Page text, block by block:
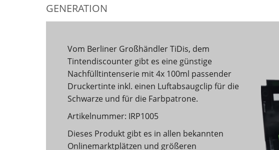
GENERATION
Vom Berliner Großhändler TiDis, dem
Tintendiscounter gibt es eine günstige
Nachfülltintenserie mit 4x 100ml passender
Druckertinte inkl. einen Luftabsaugclip für die
Schwarze und für die Farbpatrone.
Artikelnummer: IRP1005
Dieses Produkt gibt es in allen bekannten
Onlinemarktplätzen und größeren